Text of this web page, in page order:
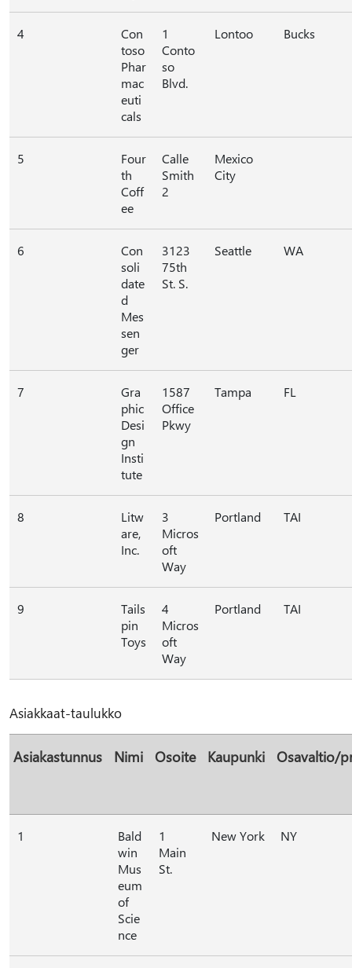
4
Con
toso
Phar
mac
euti
cals
1
Conto
so
Blvd.
Lontoo Bucks
5
Four
th
Coff
ee
Calle
Smith
2
Mexico
City
6
Con
soli
date
d
Mes
sen
ger
3123
75th
St. S.
Seattle WA
7
Gra
phic
Desi
gn
Insti
tute
1587
Office
Pkwy
Tampa FL
8
Litw
are,
Inc.
3
Micros
oft
Way
Portland TAI
9
Tails
pin
Toys
4
Micros
oft
Way
Portland TAI
Asiakkaat-taulukko
Asiakastunnus Nimi Osoite Kaupunki Osavaltio/
1
Bald
win
Mus
eum
of
Scie
nce
1
Main
St.
New York NY